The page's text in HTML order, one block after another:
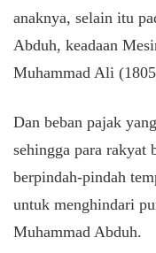
anaknya, selain itu
Abduh, keadaan
Muhammad Ali
Dan beban pajak
sehingga para rakyat
berpindah-pindah
untuk menghindari
Muhammad Abduh.